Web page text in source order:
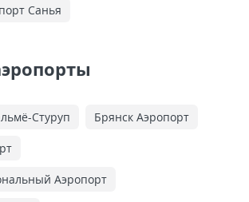
Санья
Стуруп Брянск Аэропорт
Аэропорт